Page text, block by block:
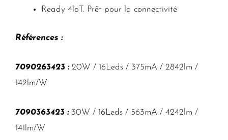
Ready 4loT. Prêt pour la connectivité
Références :
7090263423 : 20W / 16Leds / 375mA / 2842lm /
142lm/W
7090363423 :30W / 16Leds / 563mA / 4242lm /
141lm/W